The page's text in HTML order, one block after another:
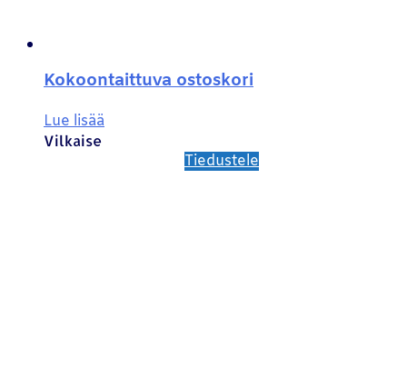
Kokoontaittuva ostoskori
Lue lisää
Vilkaise
Tiedustele